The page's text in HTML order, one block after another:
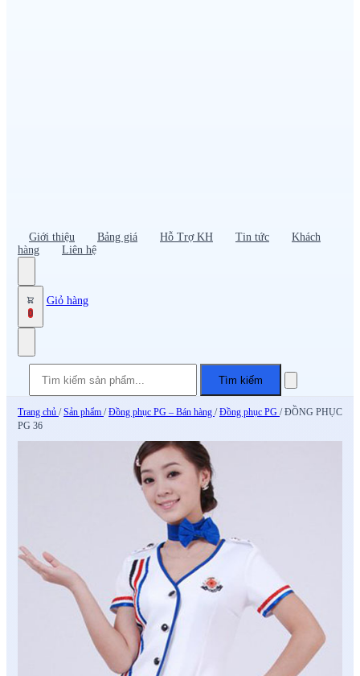
Giới thiệu Bảng giá Hỗ Trợ KH Tin tức
Khách
hàng
Liên hệ
0
Giỏ hàng
Tìm kiếm
Trang chủ / Sản phẩm / Đồng phục PG – Bán hàng / Đồng phục PG / ĐỒNG PHỤC
PG 36